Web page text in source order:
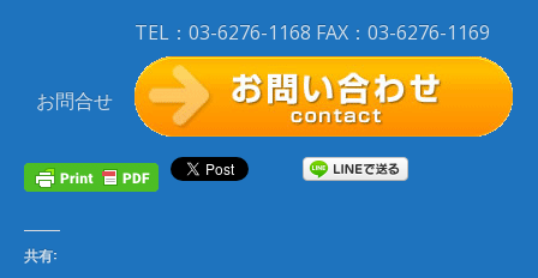
TEL：03-6276-1168 FAX：03-6276-1169
お問合せ
共有: